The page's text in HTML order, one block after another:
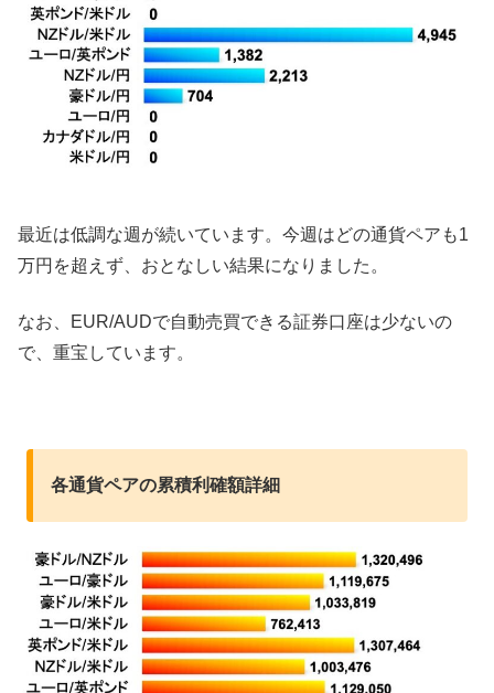
最近は低調な週が続いています。今週はどの通貨ペアも1
万円を超えず、おとなしい結果になりました。
なお、EUR/AUDで自動売買できる証券口座は少ないの
で、重宝しています。
各通貨ペアの累積利確額詳細